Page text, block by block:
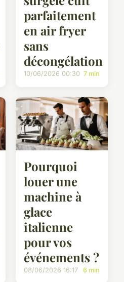
parfaitement
en air fryer
sans
décongélation
10/06/2026 00:30 7 min
Pourquoi
louer une
machine à
glace
italienne
pour vos
événements ?
08/06/2026 16:17 6 min